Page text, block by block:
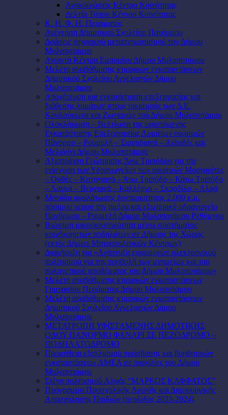
Ανακοινώσεις Κέντρο Κοινότητας
Δελτία Τύπου Κέντρο Κοινότητας
Κ. Η. Φ. Η. Περάματος
Ανέγερση Δημοτικού Σχολείου Πανόρμου
Δράσεις ψηφιακού μετασχηματισμού του Δήμου
Μυλοποτάμου
Ανοικτά Κέντρα Εμπορίου Δήμου Μυλοποτάμου
Μελέτη αναβάθμισης κτιριακών εγκαταστάσεων
Δημοτικού Σχολείου Αγγελιανών Δήμου
Μυλοποτάμου
Αποχέτευση και εγκατάσταση επεξεργασίας και
διάθεσης λυμάτων στους οικισμούς των Δ.Ε.
Κουλούκωνα και Ζωνιανών του Δήμου Μυλοποτάμου
Ολοκλήρωση – Βελτίωση της υφιστάμενης
Εγκατάστασης Επεξεργασίας Λυμάτων οικισμών
Πάνορμο – Ρουμελή – Σιριπιδιανά – Αχλαδές και
Μελιδόνι Δήμου Μυλοποτάμου
Αξιοποίηση Γεώτρησης Άνω Τριπόδου για την
ενίσχυση των Υδραγωγείων των οικισμών Μαργαρίτες
– Ορθές – Κυνηγιανά – Άνω Τριπόδο – Κάτω Τριπόδο
– Λαγκά – Βεργιανά – Καλλέργο – Σκορδίλο – Αλφά
Μονάδα αφαλάτωσης δυναμικότητας 2.000 κ.μ.
πόσιμου νερού την ημέρα και εξωτερικό υδραγωγείο
Πανόρμου – Ρουμελή Δήμου Μυλοποτάμου Ρεθύμνου
Βιώσιμη μικροκινητικότητα μέσω συστήματος
κοινόχρηστων ποδηλάτων σε Δήμους της Χώρας
(εκτός Δήμων Μητροπολιτικών Κέντρων)
Διακήρυξη για «Ανάπτυξη εφαρμογών ηλεκτρονικού
πολιτισμού για την προβολή των μνημείων και του
πολιτιστικού αποθέματος του Δήμου Μυλοποτάμου»
Μελέτη αναβάθμισης κτιριακών εγκαταστάσεων
Γυμνασίου Περάματος Δήμου Μυλοποτάμου
Μελέτη αναβάθμισης κτιριακών εγκαταστάσεων
Δημοτικού Σχολείου Αγγελιανών Δήμου
Μυλοποτάμου
ΜΕΤΑΤΡΟΠΗ ΥΦΙΣΤΑΜΕΝΗΣ ΔΗΜΟΤΙΚΗΣ
ΟΔΟΥ ΠΑΝΟΡΜΟ ΦΑΝΑΡΙ ΣΕ ΠΕΖΟΔΡΟΜΟ –
ΠΟΔΗΛΑΤΟΔΡΟΜΟ
Προμήθεια εξοπλισμού πρόσβασης και βοηθητικών
εγκαταστάσεων ΑΜΕΑ σε παραλίες του Δήμου
Μυλοποτάμου
Στέγη πολιτισμού Αλφάς “ΜΑΡΚΟΣ ΚΑΦΦΑΤΟΣ”
Πρόγραμμα Προσχολικής Αγωγής και Δημιουργικής
Απασχόλησης Παιδιών (περίοδος 2023-2024)